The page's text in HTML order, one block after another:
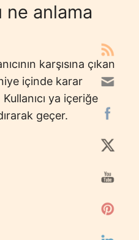
ne anlama
karşısına çıkan
içinde karar
ya içeriğe
geçer.